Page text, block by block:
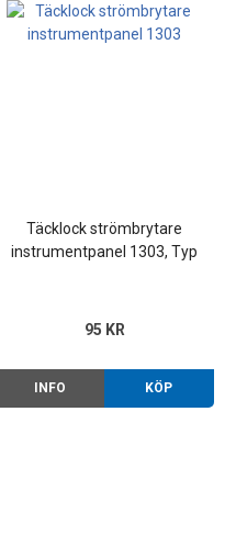
Täcklock strömbrytare
instrumentpanel 1303, Typ
95 KR
INFO KÖP